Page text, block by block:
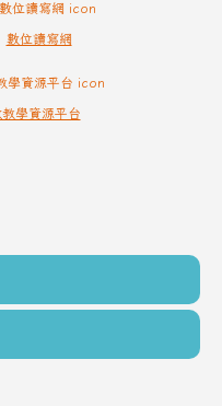
數位讀寫網
教學資源平台